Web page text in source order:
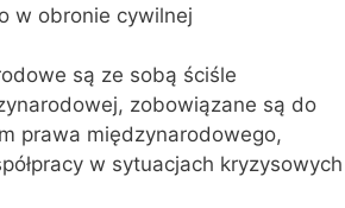
w obronie cywilnej
są ze sobą ściśle
zobowiązane są do
prawa międzynarodowego,
w sytuacjach kryzysowych